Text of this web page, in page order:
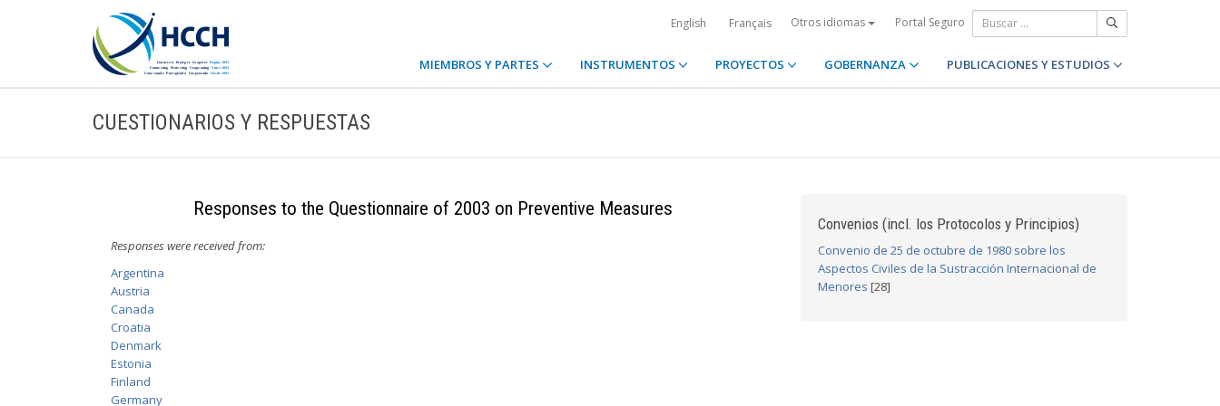
English Français Otros idiomas Portal Seguro
MIEMBROS Y PARTES INSTRUMENTOS PROYECTOS GOBERNANZA PUBLICACIONES Y ESTUDIOS
CUESTIONARIOS Y RESPUESTAS
Responses to the Questionnaire of 2003 on Preventive Measures
Responses were received from:
Argentina
Austria
Canada
Croatia
Denmark
Estonia
Finland
Germany
Convenios (incl. los Protocolos y Principios)
Convenio de 25 de octubre de 1980 sobre los
Aspectos Civiles de la Sustracción Internacional de
Menores [28]